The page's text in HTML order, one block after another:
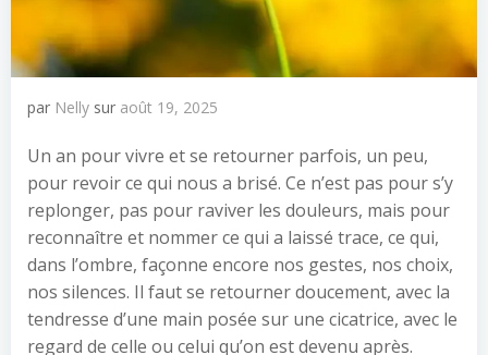
par Nelly sur août 19, 2025
Un an pour vivre et se retourner parfois, un peu,
pour revoir ce qui nous a brisé. Ce n’est pas pour s’y
replonger, pas pour raviver les douleurs, mais pour
reconnaître et nommer ce qui a laissé trace, ce qui,
dans l’ombre, façonne encore nos gestes, nos choix,
nos silences. Il faut se retourner doucement, avec la
tendresse d’une main posée sur une cicatrice, avec le
regard de celle ou celui qu’on est devenu après.